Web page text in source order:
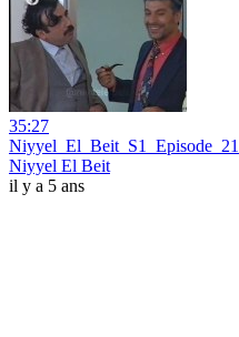
35:27
Niyyel_El_Beit_S1_Episode_21
Niyyel El Beit
il y a 5 ans